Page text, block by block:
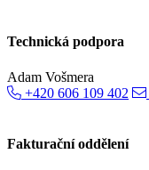
Technická podpora
Adam Vošmera
+420 606 109 402
Fakturační oddělení